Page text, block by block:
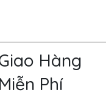
Hàng
Miễn Phí